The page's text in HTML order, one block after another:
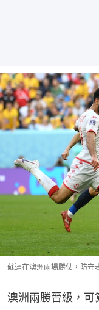
蘇達在澳洲兩場勝仗，防守
澳洲兩勝晉級，